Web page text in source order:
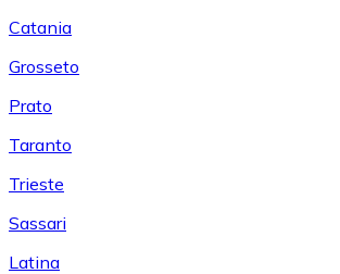
Catania
Grosseto
Prato
Taranto
Trieste
Sassari
Latina